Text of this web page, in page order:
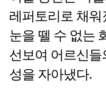
레퍼토리로 채
눈을 뗄 수 없는
선보여 어르신
성을 자아냈다.